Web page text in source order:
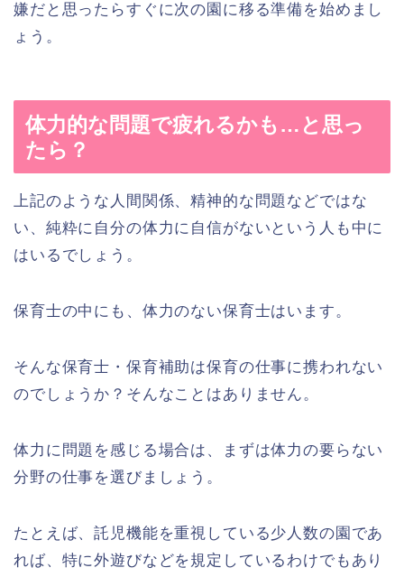
嫌だと思ったらすぐに次の園に移る準備を始めまし
ょう。
体力的な問題で疲れるかも…と思っ
たら？
上記のような人間関係、精神的な問題などではな
い、純粋に自分の体力に自信がないという人も中に
はいるでしょう。
保育士の中にも、体力のない保育士はいます。
そんな保育士・保育補助は保育の仕事に携われない
のでしょうか？そんなことはありません。
体力に問題を感じる場合は、まずは体力の要らない
分野の仕事を選びましょう。
たとえば、託児機能を重視している少人数の園であ
れば、特に外遊びなどを規定しているわけでもあり